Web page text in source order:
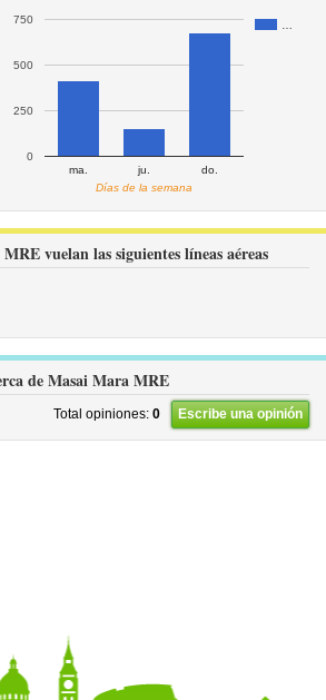
ma. ju. do.
0
250
500
750
Días de la semana
vuelan las siguientes líneas aéreas
de Masai Mara MRE
Total opiniones: 0 Escribe una opinión